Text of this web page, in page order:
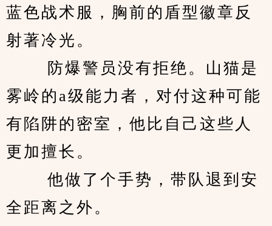
蓝色战术服，胸前的盾型徽章反
射著冷光。
防爆警员没有拒绝。山猫是
雾岭的a级能力者，对付这种可能
有陷阱的密室，他比自己这些人
更加擅长。
他做了个手势，带队退到安
全距离之外。